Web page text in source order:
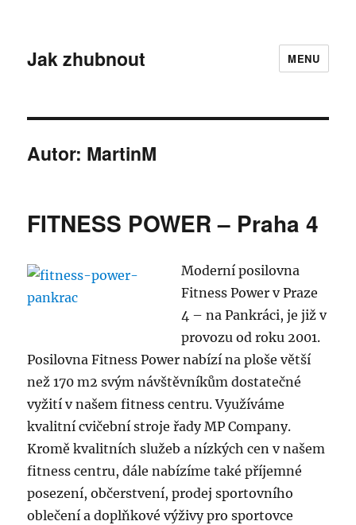
Jak zhubnout MENU
Autor: MartinM
FITNESS POWER – Praha 4
Moderní posilovna
Fitness Power v Praze
4 – na Pankráci, je již v
provozu od roku 2001.
Posilovna Fitness Power nabízí na ploše větší
než 170 m2 svým návštěvníkům dostatečné
vyžití v našem fitness centru. Využíváme
kvalitní cvičební stroje řady MP Company.
Kromě kvalitních služeb a nízkých cen v našem
fitness centru, dále nabízíme také příjemné
posezení, občerstvení, prodej sportovního
oblečení a doplňkové výživy pro sportovce